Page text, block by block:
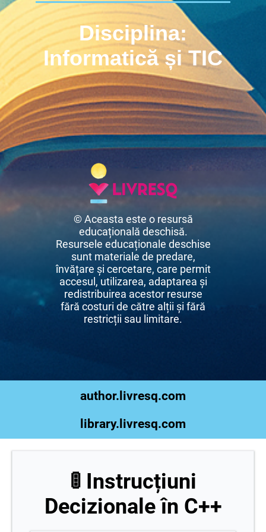
Disciplina:
Informatică și TIC
© Aceasta este o resursă
educațională deschisă.
Resursele educaționale deschise
sunt materiale de predare,
învățare și cercetare, care permit
accesul, utilizarea, adaptarea și
redistribuirea acestor resurse
fără costuri de către alții și fără
restricții sau limitare.
author.livresq.com
library.livresq.com
🚦 Instrucțiuni
Decizionale în C++